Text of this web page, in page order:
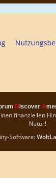
Discover A
finanziellen
Natur!
Software: